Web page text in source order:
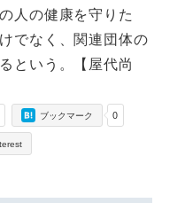
人の健康を守りた
でなく、関連団体の
という。【屋代尚
0
ブックマーク